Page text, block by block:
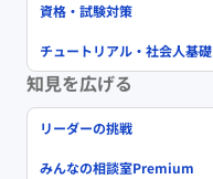
資格・試験対策
チュートリアル・社会人基礎
知見を広げる
リーダーの挑戦
みんなの相談室Premium